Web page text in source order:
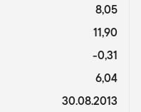
8,05
11,90
-0,31
6,04
30.08.2013